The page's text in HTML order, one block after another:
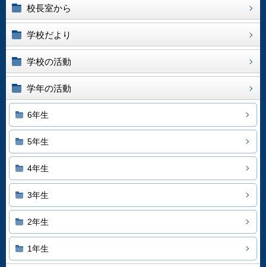
校長室から
学校だより
学校の活動
学年の活動
6年生
5年生
4年生
3年生
2年生
1年生